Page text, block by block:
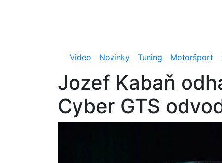
Video
Novinky Tuning Motoršport
Jozef Kabaň
Cyber GTS